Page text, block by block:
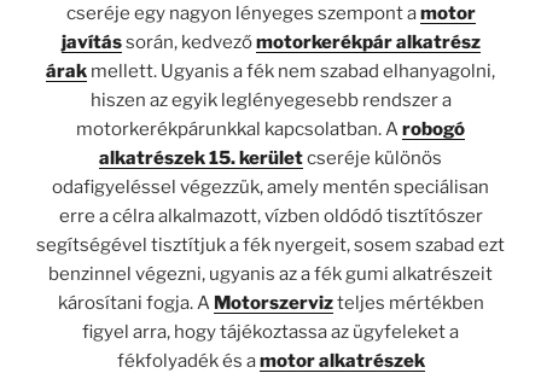
cseréje egy nagyon lényeges szempont amotor
javítássorán, kedvezőmotorkerékpár alkatrész
árak mellett. Ugyanis a fék nem szabad elhanyagolni,
hiszen az egyik leglényegesebb rendszer a
motorkerékpárunkkal kapcsolatban. Arobogó
alkatrészek 15. kerületcseréje különös
odafigyeléssel végezzük, amely mentén speciálisan
erre a célra alkalmazott, vízben oldódó tisztítószer
segítségével tisztítjuk a fék nyergeit, sosem szabad ezt
benzinnel végezni, ugyanis az a fék gumi alkatrészeit
károsítani fogja. A Motorszervizteljes mértékben
figyel arra, hogy tájékoztassa az ügyfeleket a
fékfolyadék és amotor alkatrészek